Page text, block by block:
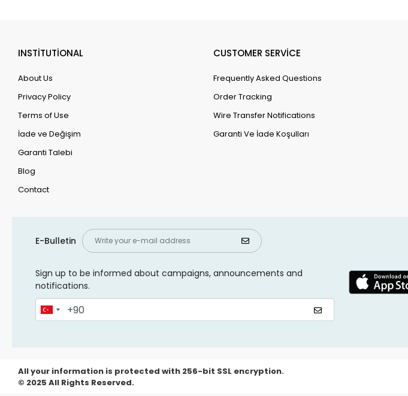
INSTİTUTİONAL
About Us
Privacy Policy
Terms of Use
İade ve Değişim
Garanti Talebi
Blog
Contact
CUSTOMER SERVİCE
Frequently Asked Questions
Order Tracking
Wire Transfer Notifications
Garanti Ve İade Koşulları
E-Bulletin
Sign up to be informed about campaigns, announcements and
notifications.
All your information is protected with 256-bit SSL encryption.
© 2025 All Rights Reserved.